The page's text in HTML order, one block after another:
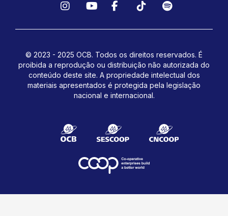
© 2023 - 2025 OCB. Todos os direitos reservados. É
proibida a reprodução ou distribuição não autorizada do
conteúdo deste site. A propriedade intelectual dos
materiais apresentados é protegida pela legislação
nacional e internacional.